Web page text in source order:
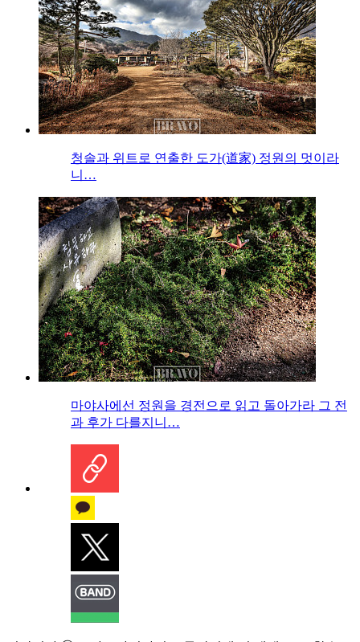
청솔과 위트로 연출한 도가(道家) 정원의 멋이라
니…
마야사에선 정원을 경전으로 읽고 돌아가라 그 전
과 후가 다를지니…